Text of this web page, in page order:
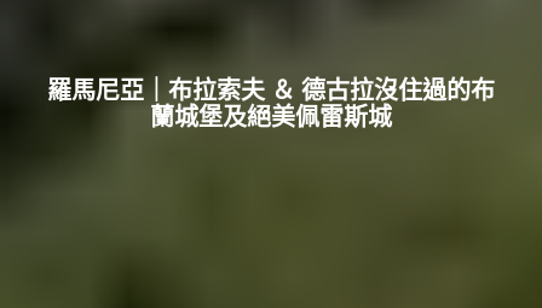
羅馬尼亞｜布拉索夫 ＆ 德古拉沒住過的布
蘭城堡及絕美佩雷斯城